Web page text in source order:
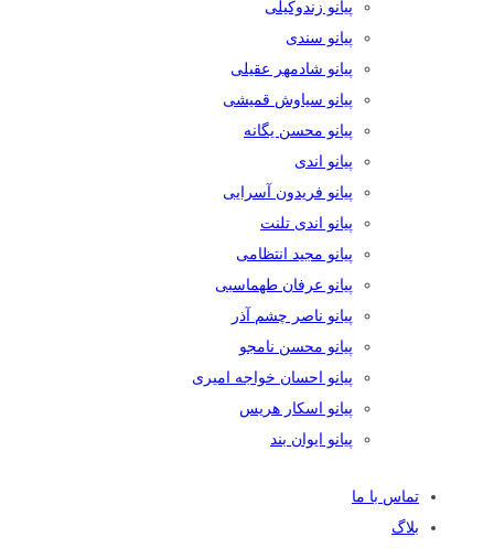
پیانو زندوکیلی
پیانو سندی
پیانو شادمهر عقیلی
پیانو سیاوش قمیشی
پیانو محسن یگانه
پیانو اندی
پیانو فریدون آسرایی
پیانو اندی تلنت
پیانو مجید انتظامی
پیانو عرفان طهماسبی
پیانو ناصر چشم آذر
پیانو محسن نامجو
پیانو احسان خواجه امیری
پیانو اسکار هریس
پیانو ایوان بند
تماس با ما
بلاگ